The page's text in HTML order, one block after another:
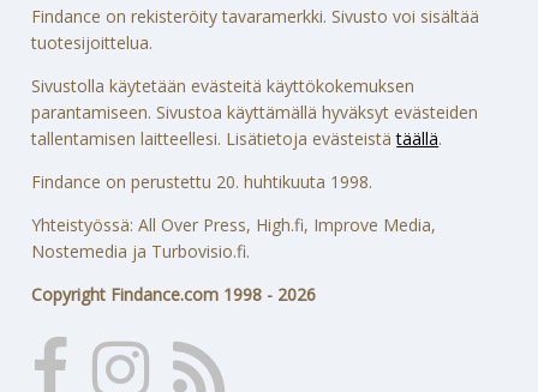
Findance on rekisteröity tavaramerkki. Sivusto voi sisältää
tuotesijoittelua.
Sivustolla käytetään evästeitä käyttökokemuksen
parantamiseen. Sivustoa käyttämällä hyväksyt evästeiden
tallentamisen laitteellesi. Lisätietoja evästeistätäällä.
Findance on perustettu 20. huhtikuuta 1998.
Yhteistyössä: All Over Press, High.fi, Improve Media,
Nostemedia ja Turbovisio.fi.
Copyright Findance.com 1998 - 2026